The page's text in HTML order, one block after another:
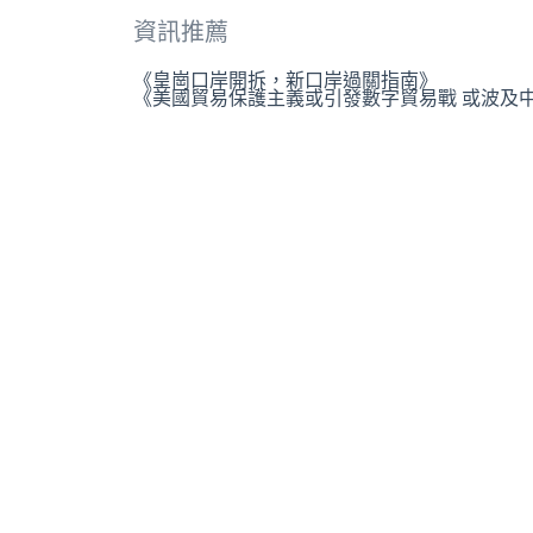
資訊推薦
《皇崗口岸開拆，新口岸過關指南》
《美國貿易保護主義或引發數字貿易戰 或波及